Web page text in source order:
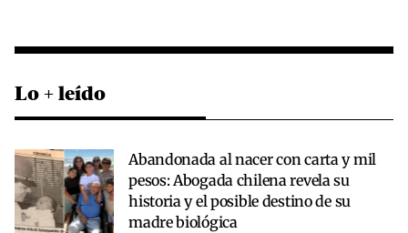
Lo + leído
Abandonada al nacer con carta y mil
pesos: Abogada chilena revela su
historia y el posible destino de su
madre biológica